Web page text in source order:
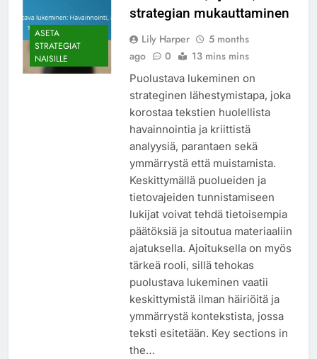
ASETA
STRATEGIAT
NAISILLE
strategian mukauttaminen
Lily Harper
5 months
ago
0 13 mins mins
Puolustava lukeminen on
strateginen lähestymistapa, joka
korostaa tekstien huolellista
havainnointia ja kriittistä
analyysiä, parantaen sekä
ymmärrystä että muistamista.
Keskittymällä puolueiden ja
tietovajeiden tunnistamiseen
lukijat voivat tehdä tietoisempia
päätöksiä ja sitoutua materiaaliin
ajatuksella. Ajoituksella on myös
tärkeä rooli, sillä tehokas
puolustava lukeminen vaatii
keskittymistä ilman häiriöitä ja
ymmärrystä kontekstista, jossa
teksti esitetään. Key sections in
the…